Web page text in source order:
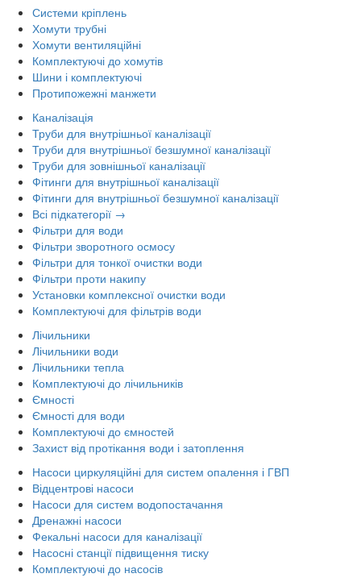
Системи кріплень
Хомути трубні
Хомути вентиляційні
Комплектуючі до хомутів
Шини і комплектуючі
Протипожежні манжети
Каналізація
Труби для внутрішньої каналізації
Труби для внутрішньої безшумної каналізації
Труби для зовнішньої каналізації
Фітинги для внутрішньої каналізації
Фітинги для внутрішньої безшумної каналізації
Всі підкатегорії →
Фільтри для води
Фільтри зворотного осмосу
Фільтри для тонкої очистки води
Фільтри проти накипу
Установки комплексної очистки води
Комплектуючі для фільтрів води
Лічильники
Лічильники води
Лічильники тепла
Комплектуючі до лічильників
Ємності
Ємності для води
Комплектуючі до ємностей
Захист від протікання води і затоплення
Насоси циркуляційні для систем опалення і ГВП
Відцентрові насоси
Насоси для систем водопостачання
Дренажні насоси
Фекальні насоси для каналізації
Насосні станції підвищення тиску
Комплектуючі до насосів